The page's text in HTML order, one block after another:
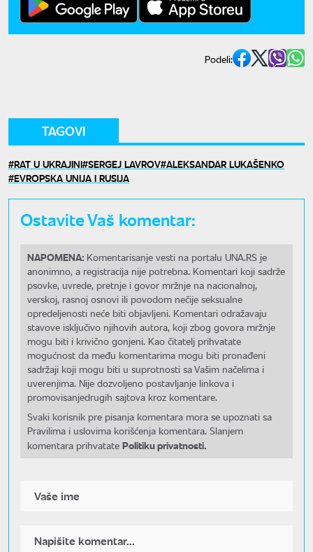
Podeli:
TAGOVI
RAT U UKRAJINI SERGEJ LAVROV ALEKSANDAR LUKAŠENKO
EVROPSKA UNIJA I RUSIJA
Ostavite Vaš komentar:
NAPOMENA: Komentarisanje vesti na portalu UNA.RS je
anonimno, a registracija nije potrebna. Komentari koji sadrže
psovke, uvrede, pretnje i govor mržnje na nacionalnoj,
verskoj, rasnoj osnovi ili povodom nečije seksualne
opredeljenosti neće biti objavljeni. Komentari odražavaju
stavove isključivo njihovih autora, koji zbog govora mržnje
mogu biti i krivično gonjeni. Kao čitatelj prihvatate
mogućnost da među komentarima mogu biti pronađeni
sadržaji koji mogu biti u suprotnosti sa Vašim načelima i
uverenjima. Nije dozvoljeno postavljanje linkova i
promovisanjedrugih sajtova kroz komentare.
Svaki korisnik pre pisanja komentara mora se upoznati sa
Pravilima i uslovima korišćenja komentara. Slanjem
komentara prihvatate Politiku privatnosti.